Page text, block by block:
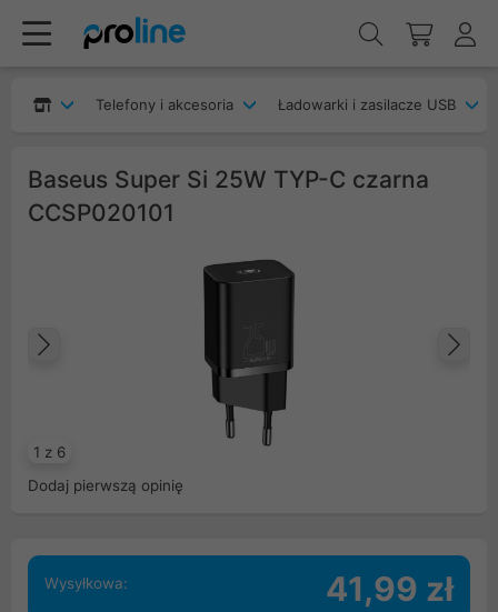
Telefony i akcesoria Ładowarki i zasilacze USB
Baseus Super Si 25W TYP-C czarna
CCSP020101
1 z 6
Poprzedni
Dodaj pierwszą opinię
Wysyłkowa: 41,99 zł